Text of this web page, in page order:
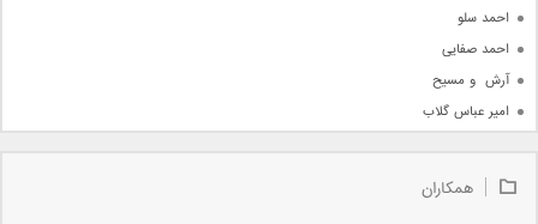
احمد سلو
احمد صفایی
آرش  و مسیح
امیر عباس گلاب
امیر علی
همکاران